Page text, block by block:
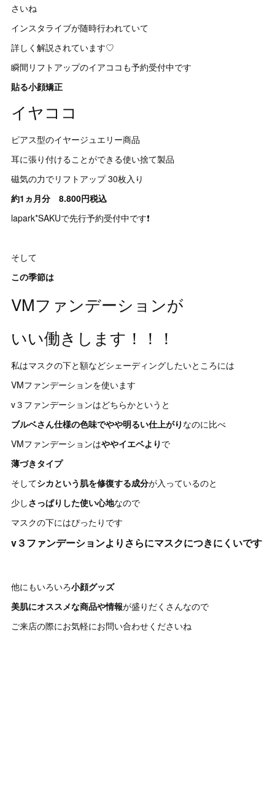
さいね
インスタライブが随時行われていて
詳しく解説されています♡
瞬間リフトアップのイアココも予約受付中です
貼る小顔矯正
イヤココ
ピアス型のイヤージュエリー商品
耳に張り付けることができる使い捨て製品
磁気の力でリフトアップ 30枚入り
約1ヵ月分 8.800円税込
lapark*SAKUで先行予約受付中です❗️
そして
この季節は
VMファンデーションが
いい働きします！！！
私はマスクの下と額などシェーディングしたいところには
VMファンデーションを使います
v３ファンデーションはどちらかというと
ブルベさん仕様の色味でやや明るい仕上がり なのに比べ
VMファンデーションはややイエベより で
薄づきタイプ
そしてシカという肌を修復する成分が入っているのと
少しさっぱりした使い心地なので
マスクの下にはぴったりです
v３ファンデーションよりさらにマスクにつきにくいです
他にもいろいろ小顔グッズ
美肌にオススメな商品や情報が盛りだくさんなので
ご来店の際にお気軽にお問い合わせくださいね